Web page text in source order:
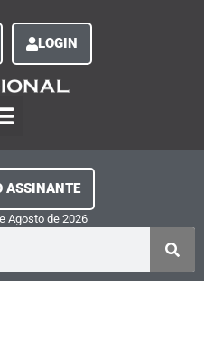
LOGIN
ASSINANTE
Agosto de 2026